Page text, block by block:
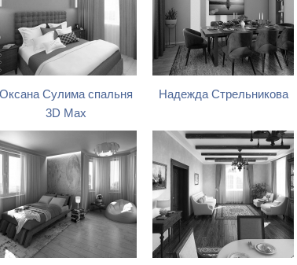
Оксана Сулима спальня
3D Max
Надежда Стрельникова